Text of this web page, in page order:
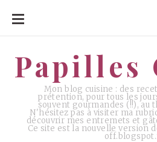
ALLER
CONTENU
Papilles
Mon blog cuisine : des
prétention, pour tous les
souvent gourmandes (!!), au
N'hésitez pas à visiter ma
découvrir mes entremets et
Ce site est la nouvelle version
Papilles